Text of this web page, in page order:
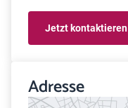
Jetzt kontaktieren
Adresse